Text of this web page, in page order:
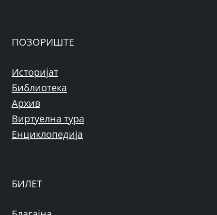
ПОЗОРИШТЕ
Историјат
Библиотека
Архив
Виртуелна тура
Енциклопедија
БИЛЕТ